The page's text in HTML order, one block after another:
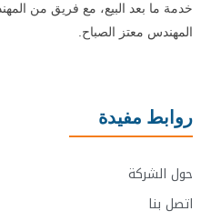
خدمة ما بعد البيع، مع فريق من
المهندس معتز الصباح.
روابط مفيدة
حول الشركة
اتصل بنا